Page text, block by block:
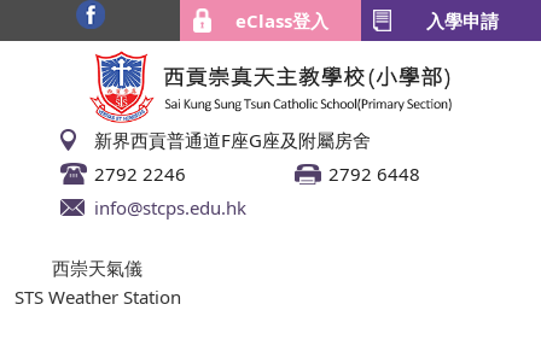
eClass登入 入學申請
新界西貢普通道F座G座及附屬房舍
2792 2246
2792 6448
info@stcps.edu.hk
西崇天氣儀
STS Weather Station